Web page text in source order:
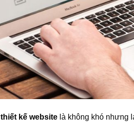
thiết kế website là không khó nhưng